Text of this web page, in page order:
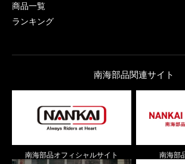
商品一覧
ランキング
南海部品関連サイト
南海部品オフィシャルサイト 南海部